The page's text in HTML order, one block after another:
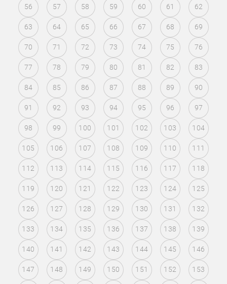
56 57 58 59 60 61 62
63 64 65 66 67 68 69
70 71 72 73 74 75 76
77 78 79 80 81 82 83
84 85 86 87 88 89 90
91 92 93 94 95 96 97
98 99 100 101 102 103 104
105 106 107 108 109 110 111
112 113 114 115 116 117 118
119 120 121 122 123 124 125
126 127 128 129 130 131 132
133 134 135 136 137 138 139
140 141 142 143 144 145 146
147 148 149 150 151 152 153